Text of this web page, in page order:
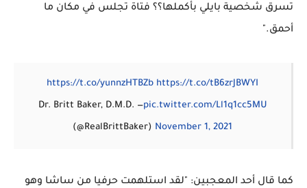
تسرق شخصية بايلي بأكملها؟؟ فتاة تجلس في مكان ما
أحمق."
https://t.co/yunnzHTBZb https://t.co/tB6zrJBWYI
pic.twitter.com/Ll1q1cc5MU
— Dr. Britt Baker, D.M.D.
(@RealBrittBaker) November 1, 2021
كما قال أحد المعجبين: "لقد استلهمت حرفيا من ساشا وهو